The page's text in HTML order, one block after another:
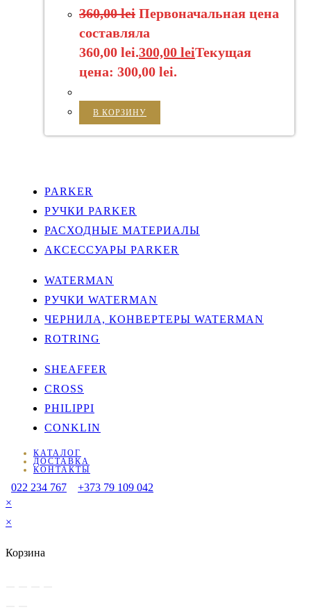
360,00lei Первоначальная цена
составляла
360,00 lei.300,00 leiТекущая
цена: 300,00 lei.
В КОРЗИНУ
PARKER
РУЧКИ PARKER
РАСХОДНЫЕ МАТЕРИАЛЫ
АКСЕССУАРЫ PARKER
WATERMAN
РУЧКИ WATERMAN
ЧЕРНИЛА, КОНВЕРТЕРЫ WATERMAN
ROTRING
SHEAFFER
CROSS
PHILIPPI
CONKLIN
КАТАЛОГ
ДОСТАВКА
КОНТАКТЫ
022 234 767
+373 79 109 042
×
×
Корзина